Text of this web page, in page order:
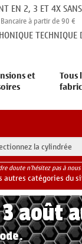
EN 2, 3 ET 4X
à partir de 90 €
et Tous
doute n'hésitez pas à
autres catégories du
août